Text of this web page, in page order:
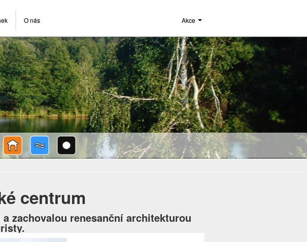
O nás Akce
centrum
zachovalou renesanční architekturou